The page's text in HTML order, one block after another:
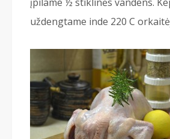
uždengtame inde 220 C